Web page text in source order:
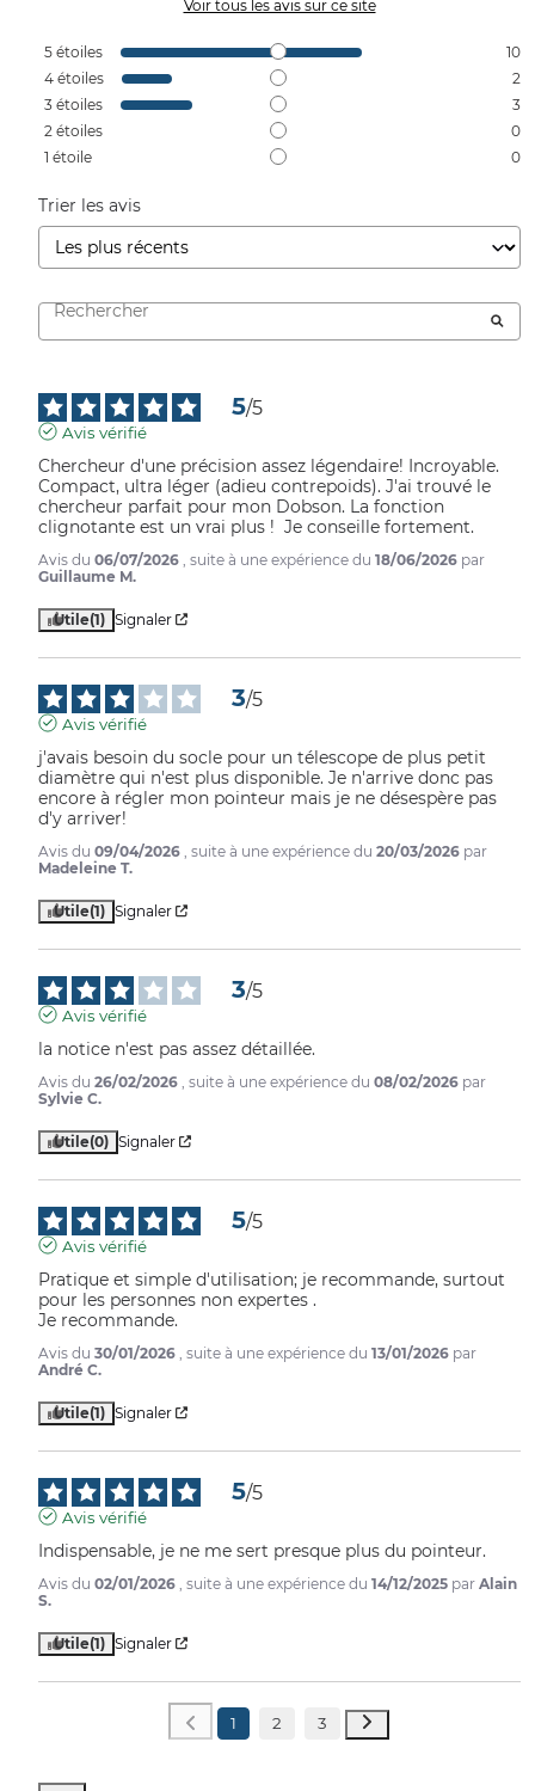
Voir tous les avis sur ce site
5étoiles
10
4étoiles
2
3étoiles
3
2étoiles
0
1étoile 0
Trier les avis
5/5
Avis vérifié
Chercheur d'une précision assez légendaire! Incroyable.
Compact, ultra léger (adieu contrepoids). J'ai trouvé le
chercheur parfait pour mon Dobson. La fonction
clignotante est un vrai plus !  Je conseille fortement.
Avis du06/07/2026 , suite à une expérience du18/06/2026 par
Guillaume M.
Utile(1) Signaler
3/5
Avis vérifié
j'avais besoin du socle pour un télescope de plus petit
diamètre qui n'est plus disponible. Je n'arrive donc pas
encore à régler mon pointeur mais je ne désespère pas
d'y arriver!
Avis du09/04/2026 , suite à une expérience du20/03/2026 par
Madeleine T.
Utile(1) Signaler
3/5
Avis vérifié
la notice n'est pas assez détaillée.
Avis du26/02/2026 , suite à une expérience du08/02/2026 par
Sylvie C.
Utile(0) Signaler
5/5
Avis vérifié
Pratique et simple d'utilisation; je recommande, surtout
pour les personnes non expertes .
Je recommande.
Avis du30/01/2026 , suite à une expérience du13/01/2026 par
André C.
Utile(1) Signaler
5/5
Avis vérifié
Indispensable, je ne me sert presque plus du pointeur.
Avis du02/01/2026 , suite à une expérience du14/12/2025 parAlain
S.
Utile(1) Signaler
1 2 3